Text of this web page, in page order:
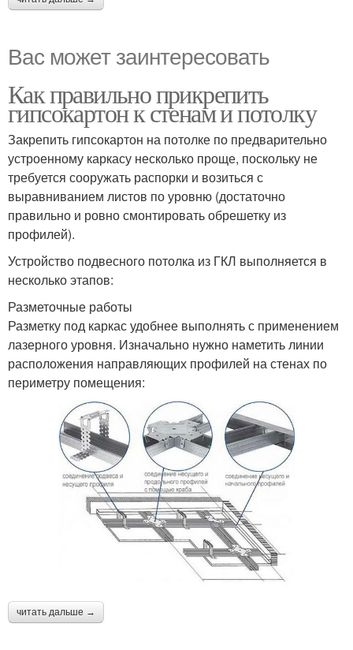
Вас может заинтересовать
Как правильно прикрепить
гипсокартон к стенам и потолку
Закрепить гипсокартон на потолке по предварительно
устроенному каркасу несколько проще, поскольку не
требуется сооружать распорки и возиться с
выравниванием листов по уровню (достаточно
правильно и ровно смонтировать обрешетку из
профилей).
Устройство подвесного потолка из ГКЛ выполняется в
несколько этапов:
Разметочные работы
Разметку под каркас удобнее выполнять с применением
лазерного уровня. Изначально нужно наметить линии
расположения направляющих профилей на стенах по
периметру помещения:
читать дальше →